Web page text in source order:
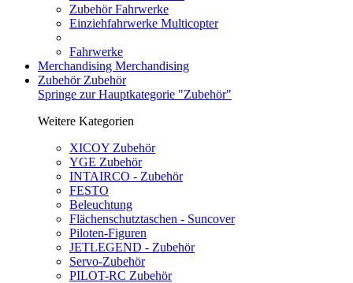
Zubehör Fahrwerke
Einziehfahrwerke Multicopter
Fahrwerke
Merchandising Merchandising
Zubehör Zubehör
Springe zur Hauptkategorie "Zubehör"
Weitere Kategorien
XICOY Zubehör
YGE Zubehör
INTAIRCO - Zubehör
FESTO
Beleuchtung
Flächenschutztaschen - Suncover
Piloten-Figuren
JETLEGEND - Zubehör
Servo-Zubehör
PILOT-RC Zubehör